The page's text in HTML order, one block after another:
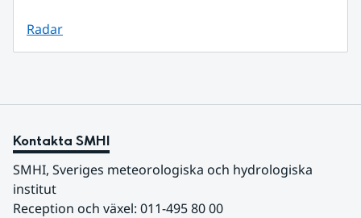
Radar
Kontakta SMHI
SMHI, Sveriges meteorologiska och hydrologiska
institut
Reception och växel: 011-495 80 00